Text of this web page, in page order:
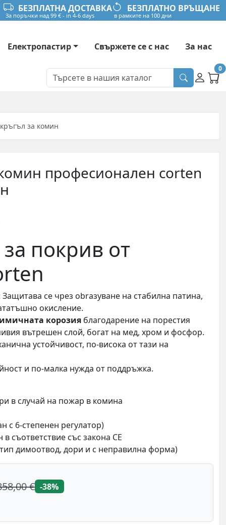
БЕЗПЛАТНА ДОСТАВКА
За поръчки над 99 € - in 4-6 days
БЕЗПЛАТНО ВРЪЩАНЕ
в рамките на 100 дни
Електропастир Свържете се с нас За нас
0
за комин
професионален corten
покрив от
Защитава се чрез оbrазуване на стабилна патина,
окисление.
корозия благодарение на порестия
вътрешен слой, богат на мед, хром и фосфор.
устойчивост, по-висока от тази на
и по-малка нужда от поддръжка.
в случай на пожар в комина
с 6-степенен регулатор)
съответствие със закона CE
димоотвод, дори и с неправилна форма)
€ -38%